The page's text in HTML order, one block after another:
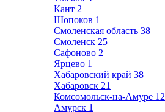
Кант 2
Шопоков 1
Смоленская область 38
Смоленск 25
Сафоново 2
Ярцево 1
Хабаровский край 38
Хабаровск 21
Комсомольск-на-Амуре 12
Амурск 1